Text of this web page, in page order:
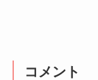
コメント